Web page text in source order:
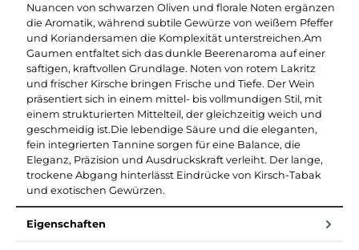
Nuancen von schwarzen Oliven und florale Noten ergänzen
die Aromatik, während subtile Gewürze von weißem Pfeffer
und Koriandersamen die Komplexität unterstreichen.Am
Gaumen entfaltet sich das dunkle Beerenaroma auf einer
saftigen, kraftvollen Grundlage. Noten von rotem Lakritz
und frischer Kirsche bringen Frische und Tiefe. Der Wein
präsentiert sich in einem mittel- bis vollmundigen Stil, mit
einem strukturierten Mittelteil, der gleichzeitig weich und
geschmeidig ist.Die lebendige Säure und die eleganten,
fein integrierten Tannine sorgen für eine Balance, die
Eleganz, Präzision und Ausdruckskraft verleiht. Der lange,
trockene Abgang hinterlässt Eindrücke von Kirsch-Tabak
und exotischen Gewürzen.
Eigenschaften